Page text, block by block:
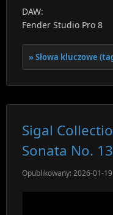
DAW:
Fender Studio Pro 8
Słowa kluczowe
Sigal
Sonata No.
Opublikowany: 2026-01-19